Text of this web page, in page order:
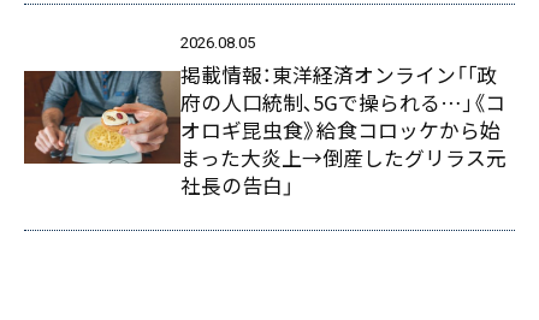
2026.08.05
掲載情報：東洋経済オンライン「｢政
府の人口統制､5Gで操られる…｣《コ
オロギ昆虫食》給食コロッケから始
まった大炎上→倒産したグリラス元
社長の告白」